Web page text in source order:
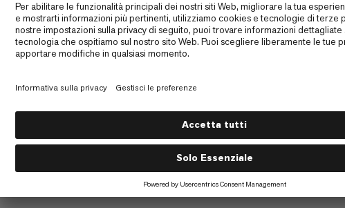
Escursionismo 4/6 Tutti i giorni.